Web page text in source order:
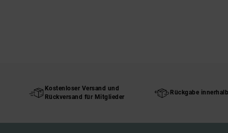
Kostenloser Versand und
Rückversand für Mitglieder
Rückgabe